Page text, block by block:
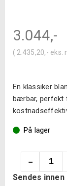
3.044,-
( 2.435,20,- eks.
En klassiker
bærbar, perfekt
På lager
antall
-
Sendes